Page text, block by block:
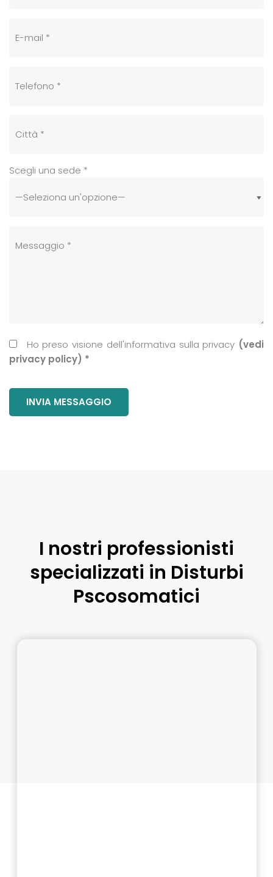
Scegli una sede *
Ho preso visione dell'informativa sulla privacy (vedi
privacy policy) *
I nostri professionisti
specializzati in Disturbi
Pscosomatici